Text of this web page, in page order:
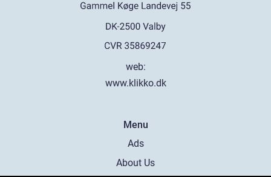
web:
www.klikko.dk
Menu
Ads
About Us